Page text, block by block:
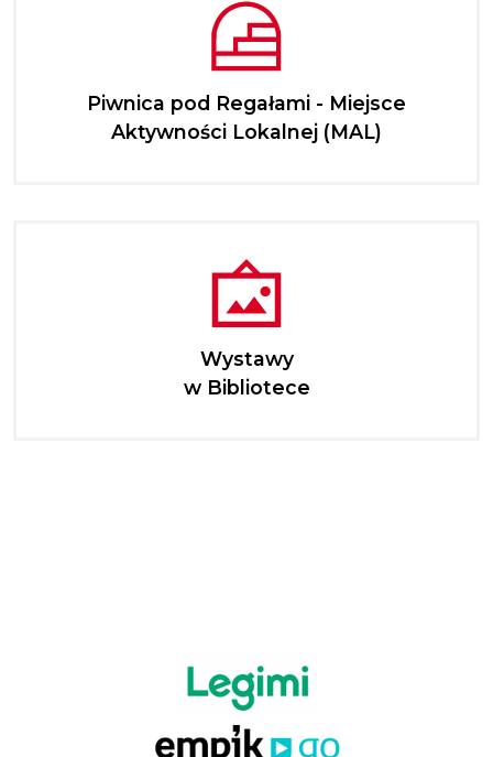
Piwnica pod Regałami - Miejsce
Aktywności Lokalnej (MAL)
Wystawy
w Bibliotece